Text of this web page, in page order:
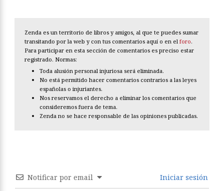
Zenda es un territorio de libros y amigos, al que te puedes sumar
transitando por la web y con tus comentarios aquí o en el foro.
Para participar en esta sección de comentarios es preciso estar
registrado. Normas:
Toda alusión personal injuriosa será eliminada.
No está permitido hacer comentarios contrarios a las leyes
españolas o injuriantes.
Nos reservamos el derecho a eliminar los comentarios que
consideremos fuera de tema.
Zenda no se hace responsable de las opiniones publicadas.
Notificar por email Iniciar sesión